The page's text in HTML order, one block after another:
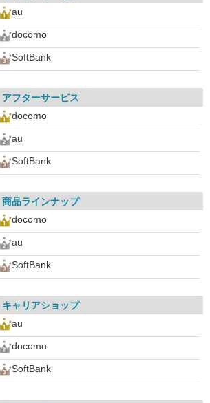
au
docomo
SoftBank
アフターサービス
docomo
au
SoftBank
商品ラインナップ
docomo
au
SoftBank
キャリアショップ
au
docomo
SoftBank